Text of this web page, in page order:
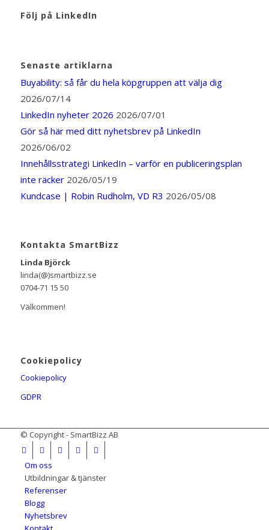
Följ på LinkedIn
Senaste artiklarna
Buyability: så får du hela köpgruppen att välja dig
2026/07/14
LinkedIn nyheter 2026 2026/07/01
Gör så här med ditt nyhetsbrev på LinkedIn
2026/06/02
Innehållsstrategi LinkedIn – varför en publiceringsplan
inte räcker 2026/05/19
Kundcase | Robin Rudholm, VD R3 2026/05/08
Kontakta SmartBizz
Linda Björck
linda(@)smartbizz.se
0704-71 15 50
Välkommen!
Cookiepolicy
Cookiepolicy
GDPR
© Copyright - SmartBizz AB
Om oss
Utbildningar & tjänster
Referenser
Blogg
Nyhetsbrev